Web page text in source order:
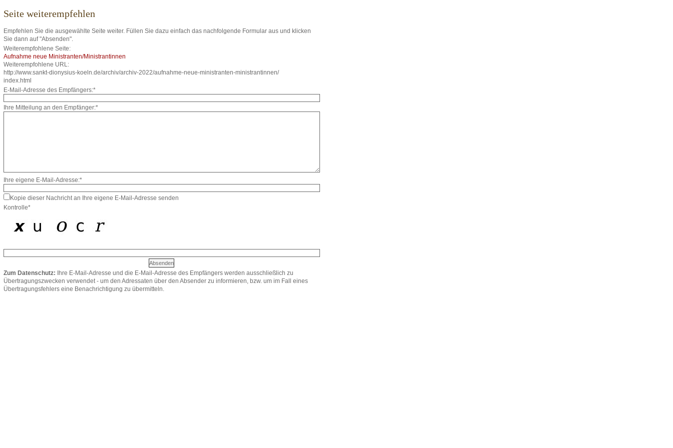
Seite weiterempfehlen
Empfehlen Sie die ausgewählte Seite weiter. Füllen Sie dazu einfach das nachfolgende Formular aus und klicken
Sie dann auf "Absenden".
Weiterempfohlene Seite:
Aufnahme neue Ministranten/Ministrantinnen
Weiterempfohlene URL:
http://www.sankt-dionysius-koeln.de/archiv/archiv-2022/aufnahme-neue-ministranten-ministrantinnen/
index.html
E-Mail-Adresse des Empfängers:*
Ihre Mitteilung an den Empfänger:*
Ihre eigene E-Mail-Adresse:*
Kopie dieser Nachricht an Ihre eigene E-Mail-Adresse senden
Kontrolle*
Zum Datenschutz: Ihre E-Mail-Adresse und die E-Mail-Adresse des Empfängers werden ausschließlich zu
Übertragungszwecken verwendet - um den Adressaten über den Absender zu informieren, bzw. um im Fall eines
Übertragungsfehlers eine Benachrichtigung zu übermitteln.